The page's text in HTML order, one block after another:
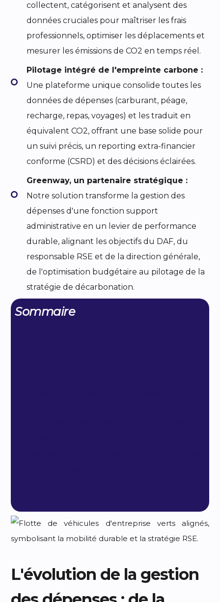
collectent, catégorisent et analysent des
données cruciales pour maîtriser les frais
professionnels, optimiser les déplacements et
mesurer les émissions de CO2 en temps réel.
Pilotage intégré de l'empreinte carbone :
Une plateforme unique consolide toutes les
données de dépenses (carburant, péage,
recharge, repas, voyages) et les traduit en
équivalent CO2, offrant une base solide pour
un suivi précis, un reporting extra-financier
conforme (CSRD) et des décisions éclairées.
Greenway, un partenaire stratégique :
Notre solution transforme la gestion des
dépenses d'une fonction support
administrative en un levier de performance
durable, alignant les objectifs du DAF, du
responsable RSE et de la direction générale,
de l'optimisation budgétaire au pilotage de la
stratégie de décarbonation.
Sommaire
L'évolution de la gestion